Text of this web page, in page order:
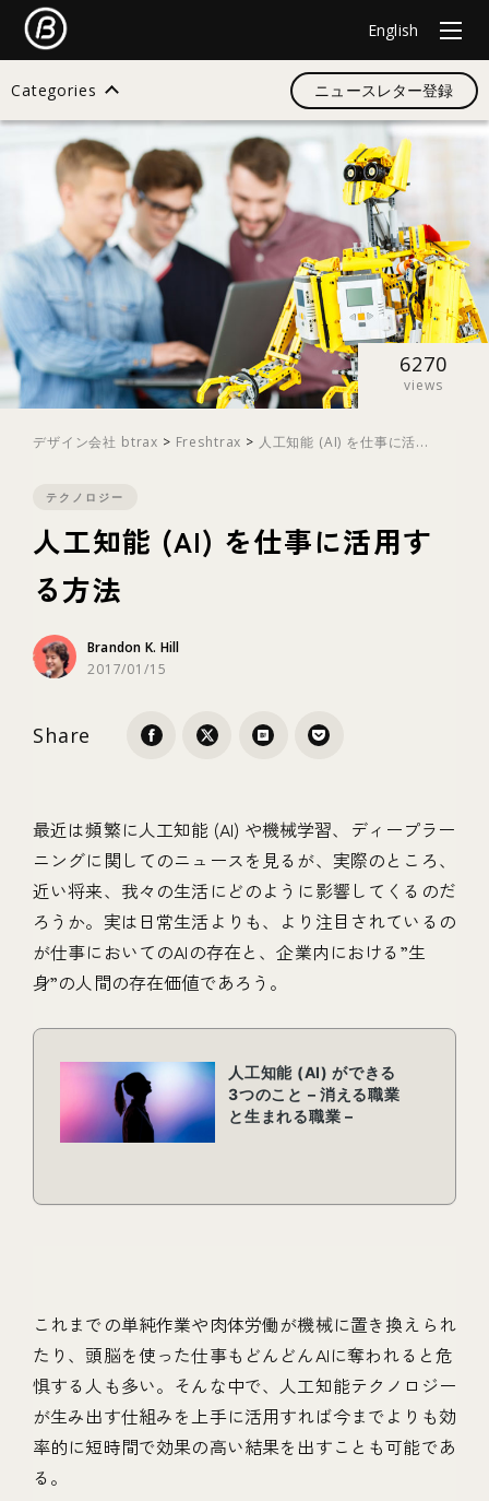
English
Categories
検索
すべて
デザイン
イノベーション
テクノロジー
ブランディング
ニュースレター登録
6270
views
デザイン会社 btrax > Freshtrax > 人工知能 (AI) を仕事に活...
テクノロジー
人工知能 (AI) を仕事に活用す
る方法
Brandon K. Hill
2017/01/15
Share
最近は頻繁に人工知能 (AI) や機械学習、ディープラー
ニングに関してのニュースを見るが、実際のところ、
近い将来、我々の生活にどのように影響してくるのだ
ろうか。実は日常生活よりも、より注目されているの
が仕事においてのAIの存在と、企業内における”生
身”の人間の存在価値であろう。
これまでの単純作業や肉体労働が機械に置き換えられ
たり、頭脳を使った仕事もどんどんAIに奪われると危
惧する人も多い。そんな中で、人工知能テクノロジー
が生み出す仕組みを上手に活用すれば今までよりも効
率的に短時間で効果の高い結果を出すことも可能であ
る。